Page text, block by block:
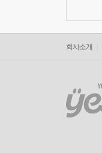
회사소개